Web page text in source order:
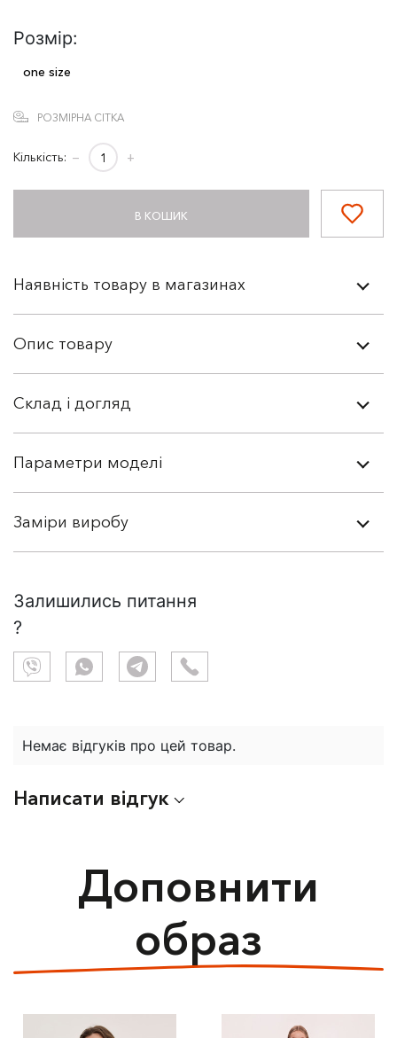
Розмір:
one size
РОЗМІРНА СІТКА
Кількість: − +
В КОШИК
Наявність товару в магазинах
Опис товару
Склад і догляд
Параметри моделі
Заміри виробу
Залишились питання
?
Немає відгуків про цей товар.
Написати відгук
Доповнити
образ